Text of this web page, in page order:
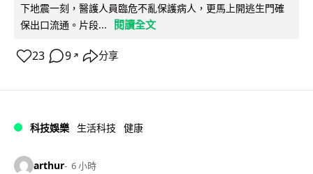
下地震一刻，醫護人員臨危不亂保護病人，更馬上開逃生門確
保出口流通。片段...
閱讀全文
23 9 ↗ 分享
科技娛樂 生活科技 健康
arthur 6 小時